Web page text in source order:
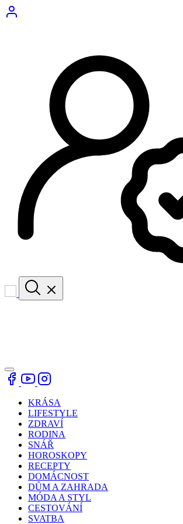
KRÁSA
LIFESTYLE
ZDRAVÍ
RODINA
SNÁŘ
HOROSKOPY
RECEPTY
DOMÁCNOST
DŮM A ZAHRADA
MÓDA A STYL
CESTOVÁNÍ
SVATBA